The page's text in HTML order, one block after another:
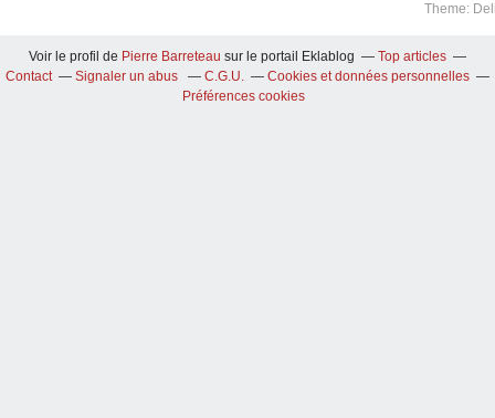
Theme:
Voir le profil de Pierre Barreteau sur le portail Eklablog
Top articles
Contact
Signaler un abus C.G.U.
Cookies et données personnelles
Préférences cookies